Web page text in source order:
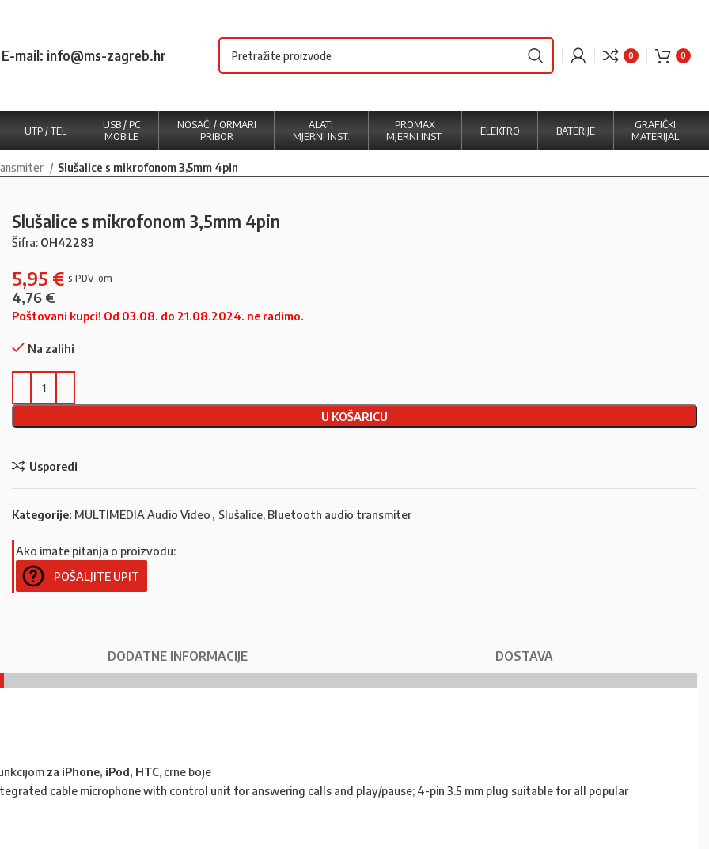
E-mail: info@ms-zagreb.hr 0 0
UTP / TEL
USB / PC
MOBILE
NOSAČI / ORMARI
PRIBOR
ALATI
MJERNI INST.
PROMAX
MJERNI INST.
ELEKTRO BATERIJE
GRAFIČKI
MATERIJAL
Slušalice s mikrofonom 3,5mm 4pin
Slušalice s mikrofonom 3,5mm 4pin
Šifra: OH42283
5,95 €
4,76 €
Poštovani kupci! Od 03.08. do 21.08.2024. ne radimo.
Na zalihi
U KOŠARICU
Usporedi
Kategorije: MULTIMEDIA Audio Video , Slušalice, Bluetooth audio transmiter
Ako imate pitanja o proizvodu:
POŠALJITE UPIT
DODATNE INFORMACIJE DOSTAVA
za iPhone, iPod, HTC, crne boje
cable microphone with control unit for answering calls and play/pause; 4-pin 3.5 mm plug suitable for all popular